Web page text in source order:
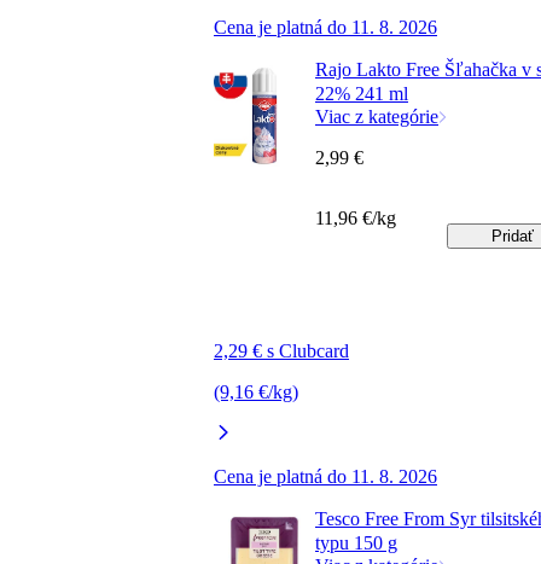
Cena je platná do 11. 8. 2026
Rajo Lakto Free Šľahačka v
22% 241 ml
Viac z kategórie
2,29 € s Clubcard
(9,16 €/kg)
Cena je platná do 11. 8. 2026
2,99 €
11,96 €/kg
Pridať
Tesco Free From Syr
typu 150 g